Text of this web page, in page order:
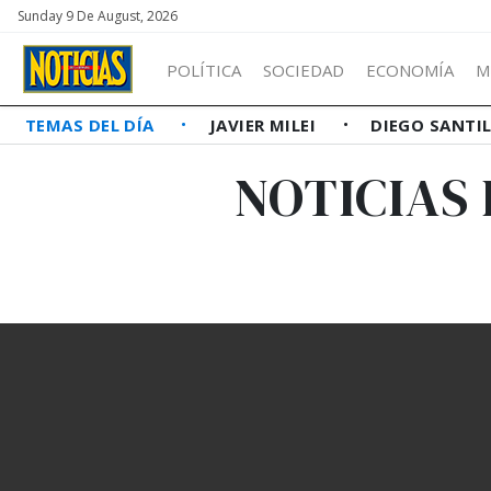
Sunday 9 De August, 2026
POLÍTICA SOCIEDAD ECONOMÍA
TEMAS DEL DÍA JAVIER MILEI DIEGO
NOTICIAS